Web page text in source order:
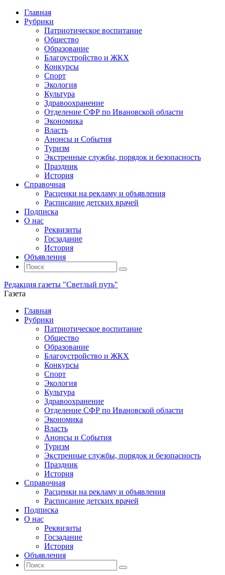
Главная
Рубрики
Патриотическое воспитание
Общество
Образование
Благоустройство и ЖКХ
Конкурсы
Спорт
Экология
Культура
Здравоохранение
Отделение СФР по Ивановской области
Экономика
Власть
Анонсы и События
Туризм
Экстренные службы, порядок и безопасность
Праздник
История
Справочная
Расценки на рекламу и объявления
Расписание детских врачей
Подписка
О нас
Реквизиты
Госзадание
История
Объявления
Поиск
Искать:
Поиск
Редакция газеты "Светлый путь"
Газета
Промотать
содержимому
Главная
Рубрики
Патриотическое воспитание
Общество
Образование
Благоустройство и ЖКХ
Конкурсы
Спорт
Экология
Культура
Здравоохранение
Отделение СФР по Ивановской области
Экономика
Власть
Анонсы и События
Туризм
Экстренные службы, порядок и безопасность
Праздник
История
Справочная
Расценки на рекламу и объявления
Расписание детских врачей
Подписка
О нас
Реквизиты
Госзадание
История
Объявления
Поиск
Искать:
Поиск